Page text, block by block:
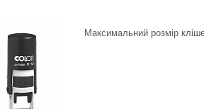
Максимальний розмір